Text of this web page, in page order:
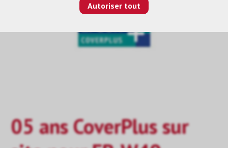
05 ans CoverPlus sur
Autoriser tout